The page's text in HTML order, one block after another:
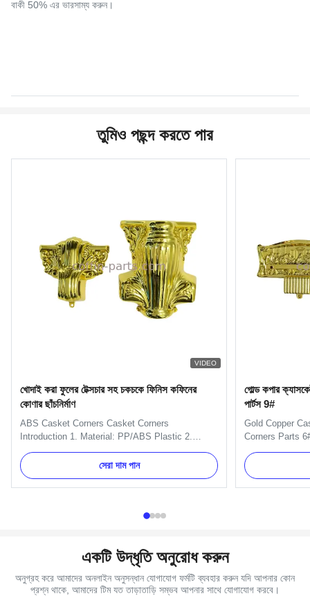
বাকী 50% এর ভারসাম্য করুন।
তুমিও পছন্দ করতে পার
VIDEO
খোদাই করা ফুলের টেক্সচার সহ চকচকে ফিনিস কফিনের
কোণার ছাঁচনির্মাণ
ABS Casket Corners​ Casket Corners​
Introduction 1. Material: PP/ABS Plastic 2.
Available Color: silver, gold, and copper. 3.
Packing: Each PC in a polybag, then in carton.
4. More models are available. 5. ISO certificate
and OEM service available. Casket Corners
সেরা দাম পান
গোল্ড কপার
পার্টস 9#
Gold Copper
Corners Parts
Value Name
Gold, Silver
Material Plastic
(Mainland)
একটি উদ্ধৃতি অনুরোধ করুন
অনুগ্রহ করে আমাদের অনলাইন অনুসন্ধান যোগাযোগ ফর্মটি ব্যবহার করুন যদি আপনার কোন
প্রশ্ন থাকে, আমাদের টিম যত তাড়াতাড়ি সম্ভব আপনার সাথে যোগাযোগ করবে।